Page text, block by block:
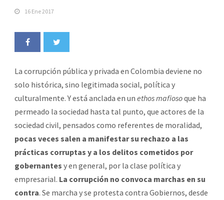
16 Ene 2017
La corrupción pública y privada en Colombia deviene no
solo histórica, sino legitimada social, política y
culturalmente. Y está anclada en un ethos mafiosoque ha
permeado la sociedad hasta tal punto, que actores de la
sociedad civil, pensados como referentes de moralidad,
pocas veces salen a manifestar su rechazo a las
prácticas corruptas y a los delitos cometidos por
gobernantes y en general, por la clase política y
empresarial. La corrupción no convoca marchas en su
contra. Se marcha y se protesta contra Gobiernos, desde